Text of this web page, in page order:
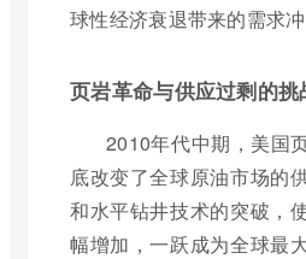
球性经济衰退带来的需求冲
页岩革命与供应过剩的挑
2010年代中期，美国
底改变了全球原油市场的
和水平钻井技术的突破，
幅增加，一跃成为全球最